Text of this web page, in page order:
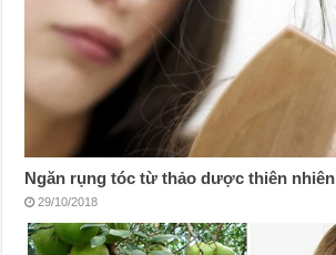
Ngăn rụng tóc từ thảo dược thiên nhiên
29/10/2018